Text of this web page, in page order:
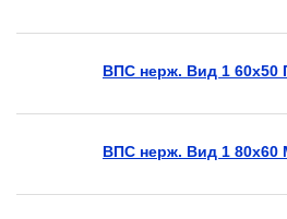
ВПС нерж. Вид 1
ВПС нерж. Вид 1 80х60